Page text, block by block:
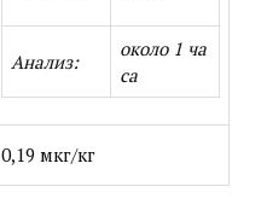
Анализ:
около 1 ча
са
0,19 мкг/кг